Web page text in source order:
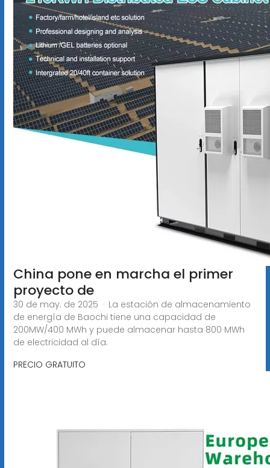
China pone en marcha el primer
proyecto de
30 de may. de 2025 · La estación de almacenamiento
de energía de Baochi tiene una capacidad de
200MW/400 MWh y puede almacenar hasta 800 MWh
de electricidad al día.
PRECIO GRATUITO